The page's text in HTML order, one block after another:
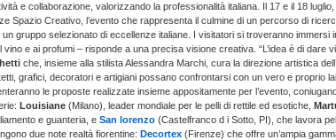
e collaborazione, valorizzando la professionalità italiana. Il 17 e il 18
Spazio Creativo, l’evento che rappresenta il culmine di un percorso di
un gruppo selezionato di eccellenze italiane. I visitatori si troveranno immersi
vino e ai profumi – risponde a una precisa visione creativa. “L’idea è di dare
che, insieme alla stilista Alessandra Marchi, cura la direzione artistica
grafici, decoratori e artigiani possano confrontarsi con un vero e proprio
le proposte realizzate insieme appositamente per l’evento,
Louisiane (Milano), leader mondiale per le pelli di rettile ed esotiche,
e guanteria, e San lorenzo (Castelfranco d i Sotto, PI), che lavora
due note realtà fiorentine: Decortex (Firenze) che offre un’ampia